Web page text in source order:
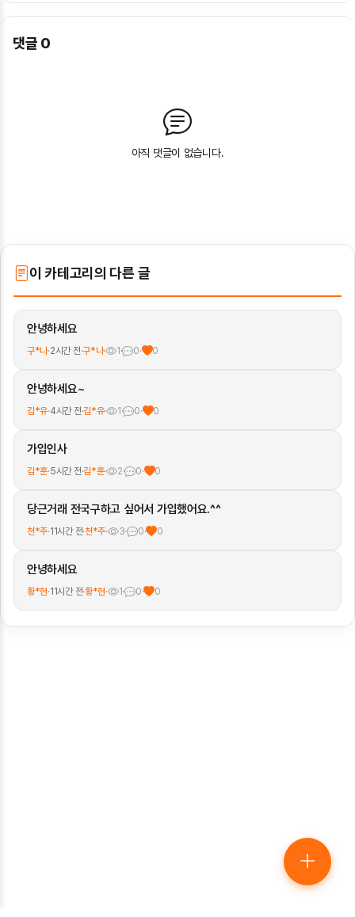
댓글 0
아직 댓글이 없습니다.
이 카테고리의 다른 글
안녕하세요
구*나·2시간 전·구*나· 1· 0· 0
안녕하세요~
김*유·4시간 전·김*유· 1· 0· 0
가입인사
김*훈·5시간 전·김*훈· 2· 0· 0
당근거래 전국구하고 싶어서 가입했어요.^^
천*주·11시간 전·천*주· 3· 0· 0
안녕하세요
황*현·11시간 전·황*현· 1· 0· 0